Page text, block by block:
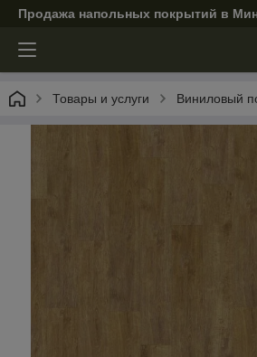
Продажа напольных покрытий в
Товары и услуги Виниловый